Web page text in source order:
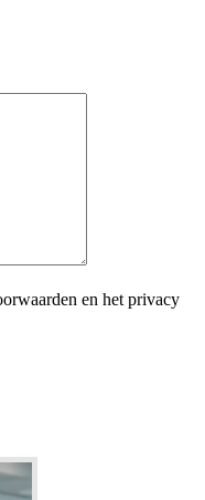
en het privacy